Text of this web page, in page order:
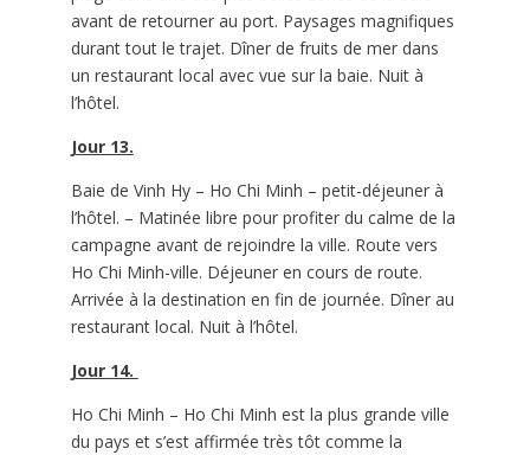
avant de retourner au port. Paysages magnifiques
durant tout le trajet. Dîner de fruits de mer dans
un restaurant local avec vue sur la baie. Nuit à
l’hôtel.
Jour 13.
Baie de Vinh Hy – Ho Chi Minh – petit-déjeuner à
l’hôtel. – Matinée libre pour profiter du calme de la
campagne avant de rejoindre la ville. Route vers
Ho Chi Minh-ville. Déjeuner en cours de route.
Arrivée à la destination en fin de journée. Dîner au
restaurant local. Nuit à l’hôtel.
Jour 14.
Ho Chi Minh – Ho Chi Minh est la plus grande ville
du pays et s’est affirmée très tôt comme la